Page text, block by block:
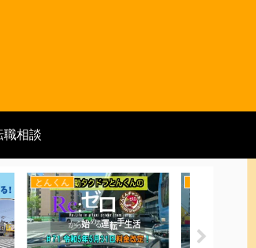
職相談
とんくん